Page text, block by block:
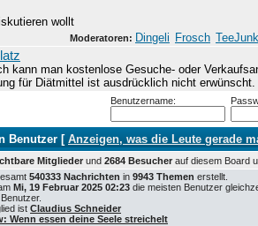
wollt
Moderatoren: Dingeli Frosch
kann man kostenlose Gesuche- oder
für Diätmittel ist ausdrücklich nicht erwünscht.
Benutzername:
Benutzer [ Anzeigen, was die Leute gerade
Mitglieder und 2684 Besucher auf diesem
540333 Nachrichten in 9943 Themen erstellt.
Mi, 19 Februar 2025 02:23 die meisten Benutzer
ist Claudius Schneider
Wenn essen deine Seele streichelt